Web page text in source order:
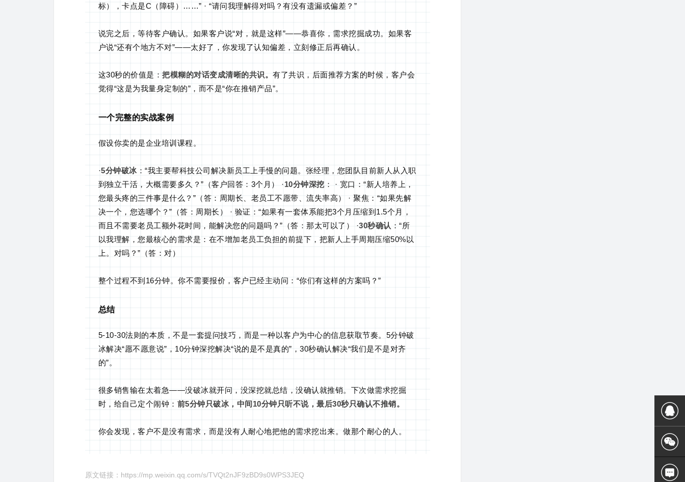
标），卡点是C（障碍）……” · “请问我理解得对吗？有没有遗漏或偏差？”
说完之后，等待客户确认。如果客户说“对，就是这样”——恭喜你，需求挖掘成功。如果客
户说“还有个地方不对”——太好了，你发现了认知偏差，立刻修正后再确认。
这30秒的价值是： 把模糊的对话变成清晰的共识。 有了共识，后面推荐方案的时候，客户会
觉得“这是为我量身定制的”，而不是“你在推销产品”。
一个完整的实战案例
假设你卖的是企业培训课程。
·5分钟破冰 ：“我主要帮科技公司解决新员工上手慢的问题。张经理，您团队目前新人从入职
到独立干活，大概需要多久？”（客户回答：3个月） ·10分钟深挖 ： · 宽口：“新人培养上，
您最头疼的三件事是什么？”（答：周期长、老员工不愿带、流失率高） · 聚焦：“如果先解
决一个，您选哪个？”（答：周期长） · 验证：“如果有一套体系能把3个月压缩到1.5个月，
而且不需要老员工额外花时间，能解决您的问题吗？”（答：那太可以了） ·30秒确认 ：“所
以我理解，您最核心的需求是：在不增加老员工负担的前提下，把新人上手周期压缩50%以
上。对吗？”（答：对）
整个过程不到16分钟。你不需要报价，客户已经主动问：“你们有这样的方案吗？”
总结
5-10-30法则的本质，不是一套提问技巧，而是一种以客户为中心的信息获取节奏。5分钟破
冰解决“愿不愿意说”，10分钟深挖解决“说的是不是真的”，30秒确认解决“我们是不是对齐
的”。
很多销售输在太着急——没破冰就开问，没深挖就总结，没确认就推销。下次做需求挖掘
时，给自己定个闹钟： 前5分钟只破冰，中间10分钟只听不说，最后30秒只确认不推销。
你会发现，客户不是没有需求，而是没有人耐心地把他的需求挖出来。做那个耐心的人。
原文链接：https://mp.weixin.qq.com/s/TVQt2nJF9zBD9s0WPS3JEQ